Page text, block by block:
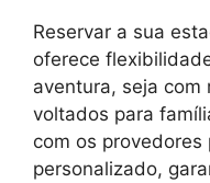
Reservar a sua
oferece
aventura, seja com
voltados para
com os
personalizado,